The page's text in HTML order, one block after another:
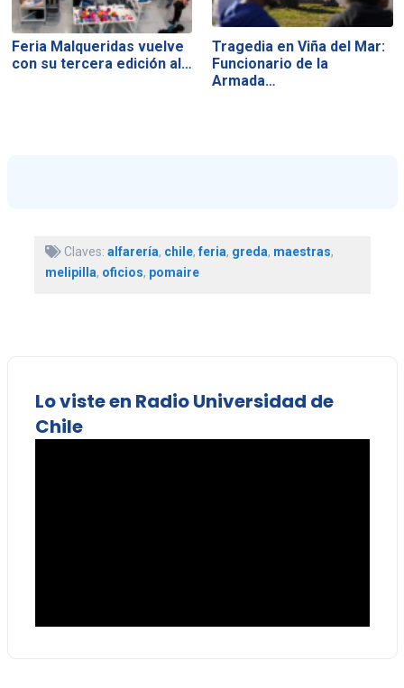
Feria Malqueridas vuelve
con su tercera edición al…
Tragedia en Viña del Mar:
Funcionario de la
Armada…
Claves: alfarería, chile,feria, greda, maestras,
melipilla, oficios, pomaire
Lo viste en Radio Universidad de
Chile